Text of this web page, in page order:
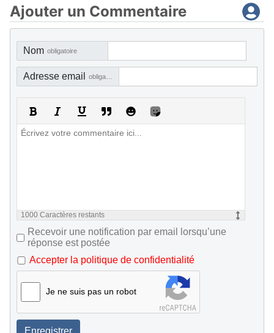
Ajouter un Commentaire
Nom obligatoire
Adresse email obligatoire, mais pas visible
1000 Caractères restants
Recevoir une notification par email lorsqu’une
réponse est postée
Accepter la politique de confidentialité
Je ne suis pas un robot